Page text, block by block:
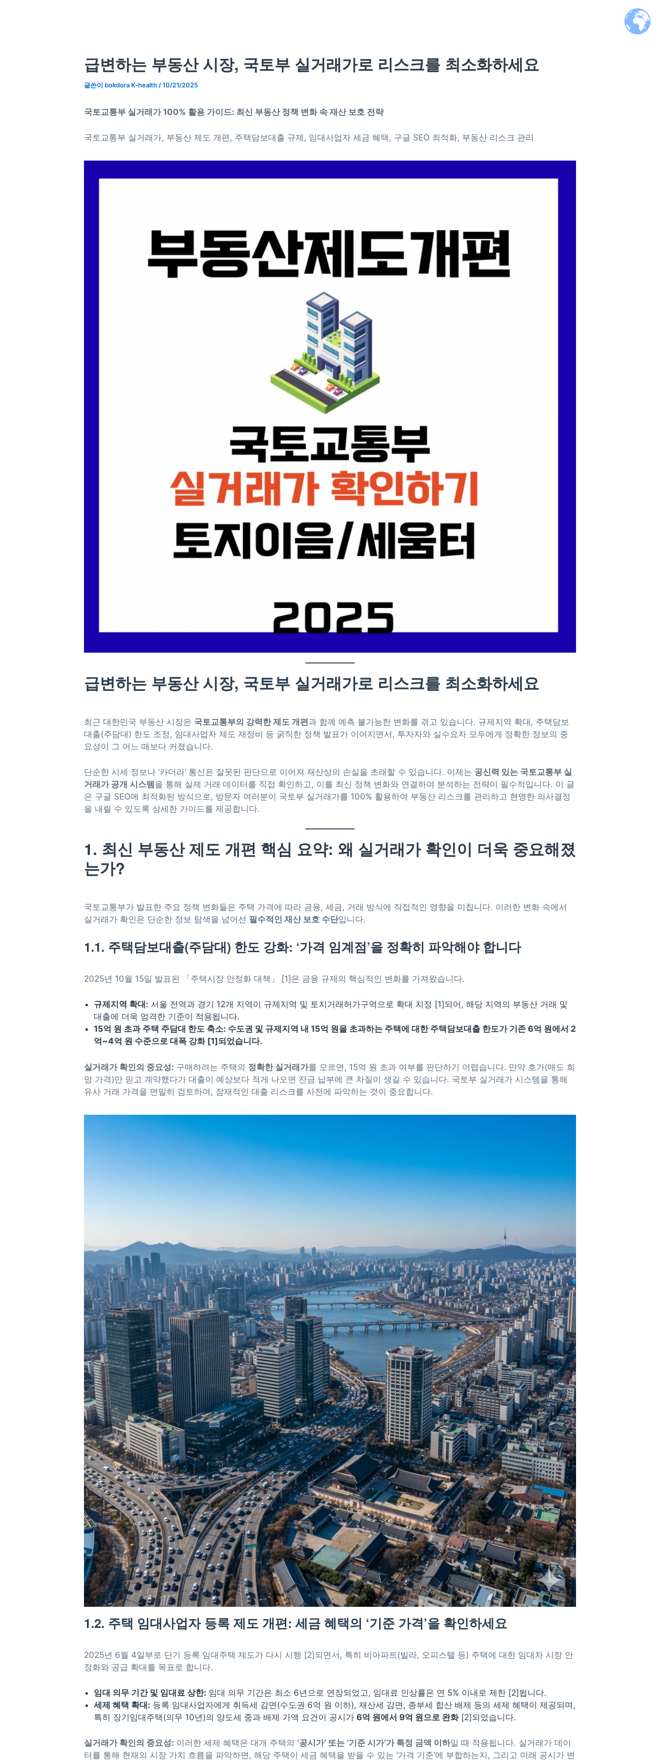
급변하는 부동산 시장, 국토부 실거래가로 리스크를 최소화하세요
글쓴이 bokdora K-health /10/21/2025
국토교통부 실거래가 100% 활용 가이드: 최신 부동산 정책 변화 속 재산 보호 전략
국토교통부 실거래가, 부동산 제도 개편, 주택담보대출 규제, 임대사업자 세금 혜택, 구글 SEO 최적화, 부동산 리스크 관리
급변하는 부동산 시장, 국토부 실거래가로 리스크를 최소화하세요
최근 대한민국 부동산 시장은 국토교통부의 강력한 제도 개편과 함께 예측 불가능한 변화를 겪고 있습니다. 규제지역 확대, 주택담보
대출(주담대) 한도 조정, 임대사업자 제도 재정비 등 굵직한 정책 발표가 이어지면서, 투자자와 실수요자 모두에게 정확한 정보의 중
요성이 그 어느 때보다 커졌습니다.
단순한 시세 정보나 ‘카더라’ 통신은 잘못된 판단으로 이어져 재산상의 손실을 초래할 수 있습니다. 이제는 공신력 있는 국토교통부 실
거래가 공개 시스템을 통해 실제 거래 데이터를 직접 확인하고, 이를 최신 정책 변화와 연결하여 분석하는 전략이 필수적입니다. 이 글
은 구글 SEO에 최적화된 방식으로, 방문자 여러분이 국토부 실거래가를 100% 활용하여 부동산 리스크를 관리하고 현명한 의사결정
을 내릴 수 있도록 상세한 가이드를 제공합니다.
1. 최신 부동산 제도 개편 핵심 요약: 왜 실거래가 확인이 더욱 중요해졌
는가?
국토교통부가 발표한 주요 정책 변화들은 주택 가격에 따라 금융, 세금, 거래 방식에 직접적인 영향을 미칩니다. 이러한 변화 속에서
실거래가 확인은 단순한 정보 탐색을 넘어선 필수적인 재산 보호 수단입니다.
1.1. 주택담보대출(주담대) 한도 강화: ‘가격 임계점’을 정확히 파악해야 합니다
2025년 10월 15일 발표된 「주택시장 안정화 대책」 [1]은 금융 규제의 핵심적인 변화를 가져왔습니다.
규제지역 확대: 서울 전역과 경기 12개 지역이 규제지역 및 토지거래허가구역으로 확대 지정 [1]되어, 해당 지역의 부동산 거래 및
대출에 더욱 엄격한 기준이 적용됩니다.
15억 원 초과 주택 주담대 한도 축소: 수도권 및 규제지역 내 15억 원을 초과하는 주택에 대한 주택담보대출 한도가 기존 6억 원에서 2
억~4억 원 수준으로 대폭 강화 [1]되었습니다.
실거래가 확인의 중요성: 구매하려는 주택의 정확한 실거래가를 모르면, 15억 원 초과 여부를 판단하기 어렵습니다. 만약 호가(매도 희
망 가격)만 믿고 계약했다가 대출이 예상보다 적게 나오면 잔금 납부에 큰 차질이 생길 수 있습니다. 국토부 실거래가 시스템을 통해
유사 거래 가격을 면밀히 검토하여, 잠재적인 대출 리스크를 사전에 파악하는 것이 중요합니다.
1.2. 주택 임대사업자 등록 제도 개편: 세금 혜택의 ‘기준 가격’을 확인하세요
2025년 6월 4일부로 단기 등록 임대주택 제도가 다시 시행 [2]되면서, 특히 비아파트(빌라, 오피스텔 등) 주택에 대한 임대차 시장 안
정화와 공급 확대를 목표로 합니다.
임대 의무 기간 및 임대료 상한: 임대 의무 기간은 최소 6년으로 연장되었고, 임대료 인상률은 연 5% 이내로 제한 [2]됩니다.
세제 혜택 확대: 등록 임대사업자에게 취득세 감면(수도권 6억 원 이하), 재산세 감면, 종부세 합산 배제 등의 세제 혜택이 제공되며,
특히 장기임대주택(의무 10년)의 양도세 중과 배제 가액 요건이 공시가 6억 원에서 9억 원으로 완화[2]되었습니다.
실거래가 확인의 중요성: 이러한 세제 혜택은 대개 주택의 ‘공시가’ 또는 ‘기준 시가’가 특정 금액 이하일 때 적용됩니다. 실거래가 데이
터를 통해 현재의 시장 가치 흐름을 파악하면, 해당 주택이 세금 혜택을 받을 수 있는 ‘가격 기준’에 부합하는지, 그리고 미래 공시가 변